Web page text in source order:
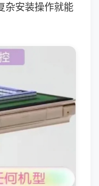
杂安装操作就能